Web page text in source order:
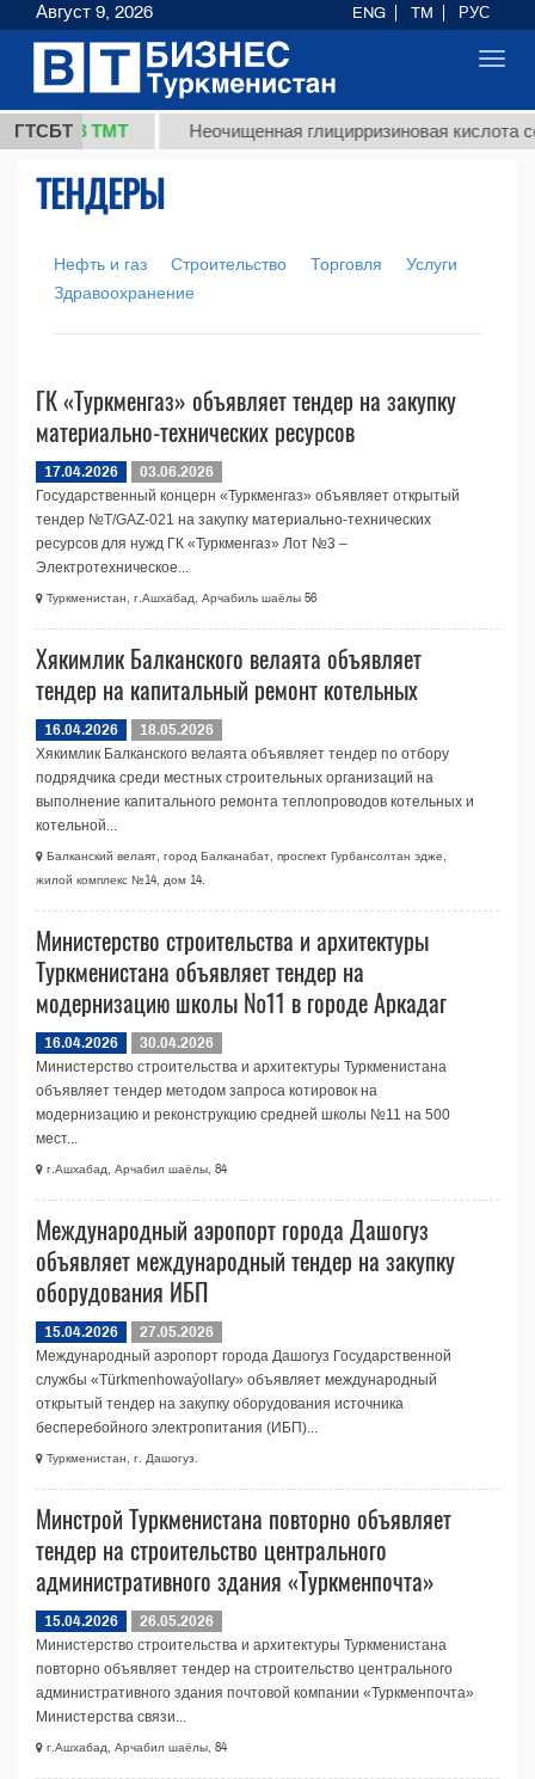
ГТСБТ
37,8 ТМТ Неочищенная глицирризиновая кислота
ТЕНДЕРЫ
Нефть и газ Строительство Торговля
Услуги
Здравоохранение
ГК «Туркменгаз» объявляет тендер на закупку
материально-технических ресурсов
17.04.2026
03.06.2026
Государственный концерн «Туркменгаз» объявляет открытый
тендер №T/GAZ-021 на закупку материально-технических
ресурсов для нужд ГК «Туркменгаз» Лот №3 –
Электротехническое...
Туркменистан, г.Ашхабад, Арчабиль шаёлы 56
Хякимлик Балканского велаята объявляет
тендер на капитальный ремонт котельных
16.04.2026
18.05.2026
Хякимлик Балканского велаята объявляет тендер по отбору
подрядчика среди местных строительных организаций на
выполнение капитального ремонта теплопроводов котельных и
котельной...
Балканский велаят, город Балканабат, проспект Гурбансолтан эдже,
жилой комплекс №14, дом 14.
Министерство строительства и архитектуры
Туркменистана объявляет тендер на
модернизацию школы №11 в городе Аркадаг
16.04.2026
30.04.2026
Министерство строительства и архитектуры Туркменистана
объявляет тендер методом запроса котировок на
модернизацию и реконструкцию средней школы №11 на 500
мест...
г.Ашхабад, Арчабил шаёлы, 84
Международный аэропорт города Дашогуз
объявляет международный тендер на закупку
оборудования ИБП
15.04.2026
27.05.2026
Международный аэропорт города Дашогуз Государственной
службы «Türkmenhowaýollary» объявляет международный
открытый тендер на закупку оборудования источника
бесперебойного электропитания (ИБП)...
Туркменистан, г. Дашогуз.
Минстрой Туркменистана повторно объявляет
тендер на строительство центрального
административного здания «Туркменпочта»
15.04.2026
26.05.2026
Министерство строительства и архитектуры Туркменистана
повторно объявляет тендер на строительство центрального
административного здания почтовой компании «Туркменпочта»
Министерства связи...
г.Ашхабад, Арчабил шаёлы, 84
Август 9, 2026 ENG TM РУС